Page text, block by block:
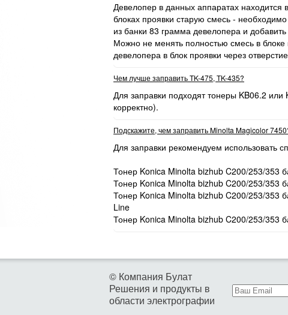
Девелопер в данных аппаратах находится
блоках проявки старую смесь -
из банки 83 грамма девелопера и
Можно не менять полностью смесь в
девелопера в блок проявки через
Чем лучше заправить TK-475, TK-435?
Для заправки подходят тонеры KB06.2
корректно).
Подскажите, чем заправить Minolta Magicolor
Для заправки рекомендуем использовать
Тонер Konica Minolta bizhub C200/253/353
Тонер Konica Minolta bizhub C200/253/353
Тонер Konica Minolta bizhub C200/253/353
Line
Тонер Konica Minolta bizhub C200/253/353
© Компания Булат
Решения и продукты в
области электрографии